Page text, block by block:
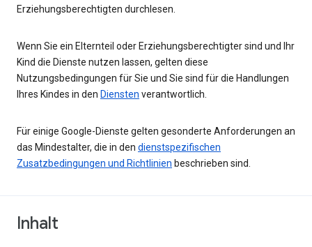
Erziehungsberechtigten durchlesen.
Wenn Sie ein Elternteil oder Erziehungsberechtigter sind und Ihr
Kind die Dienste nutzen lassen, gelten diese
Nutzungsbedingungen für Sie und Sie sind für die Handlungen
Ihres Kindes in den Diensten verantwortlich.
Für einige Google-Dienste gelten gesonderte Anforderungen an
das Mindestalter, die in den dienstspezifischen
Zusatzbedingungen und Richtlinien beschrieben sind.
Inhalt